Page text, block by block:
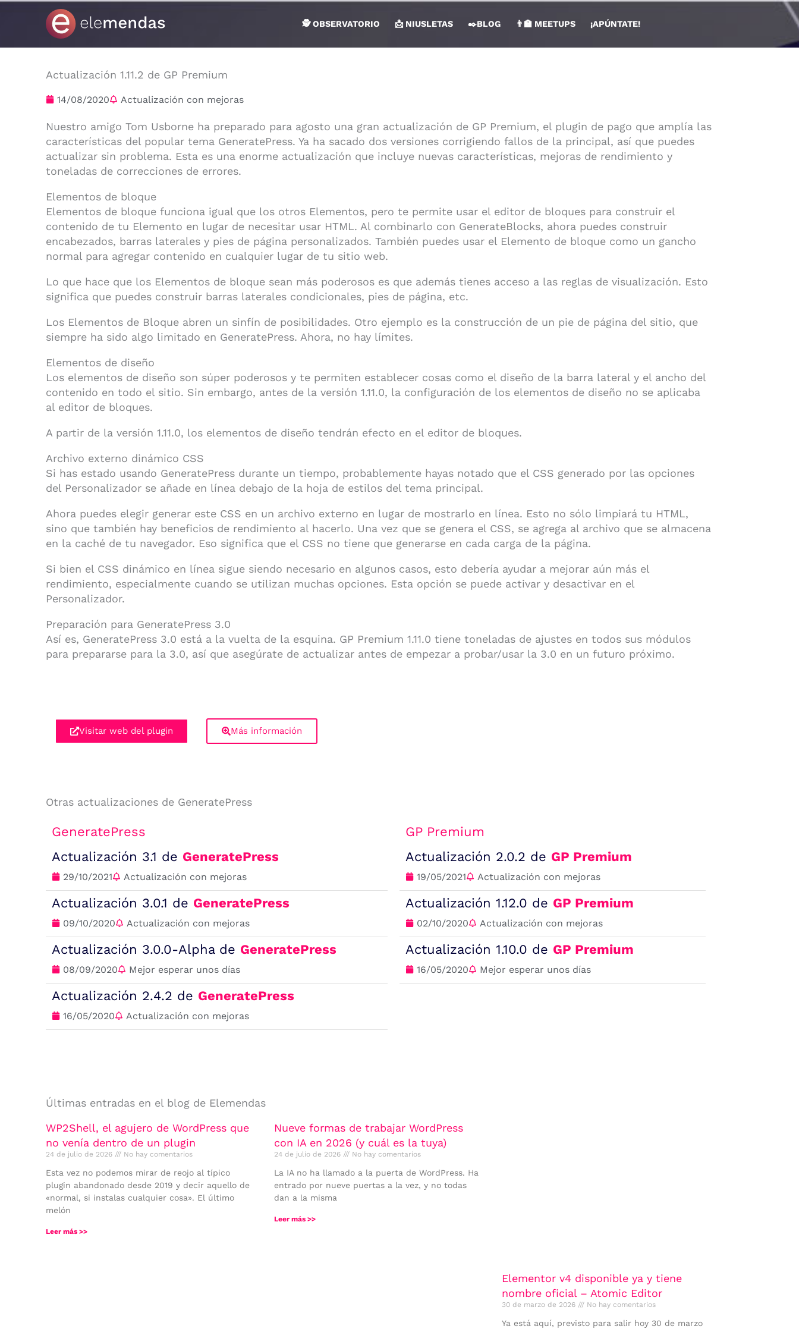
contenido
🕵 OBSERVATORIO 📩 NIUSLETAS ✒️BLOG 👨‍🏫 MEETUPS ¡APÚNTATE!
Actualización 1.11.2 de GP Premium
14/08/2020 Actualización con mejoras
Nuestro amigo Tom Usborne ha preparado para agosto una gran actualización de GP Premium, el plugin de pago que amplía las
características del popular tema GeneratePress. Ya ha sacado dos versiones corrigiendo fallos de la principal, así que puedes
actualizar sin problema. Esta es una enorme actualización que incluye nuevas características, mejoras de rendimiento y
toneladas de correcciones de errores.
Elementos de bloque
Elementos de bloque funciona igual que los otros Elementos, pero te permite usar el editor de bloques para construir el
contenido de tu Elemento en lugar de necesitar usar HTML. Al combinarlo con GenerateBlocks, ahora puedes construir
encabezados, barras laterales y pies de página personalizados. También puedes usar el Elemento de bloque como un gancho
normal para agregar contenido en cualquier lugar de tu sitio web.
Lo que hace que los Elementos de bloque sean más poderosos es que además tienes acceso a las reglas de visualización. Esto
significa que puedes construir barras laterales condicionales, pies de página, etc.
Los Elementos de Bloque abren un sinfín de posibilidades. Otro ejemplo es la construcción de un pie de página del sitio, que
siempre ha sido algo limitado en GeneratePress. Ahora, no hay límites.
Elementos de diseño
Los elementos de diseño son súper poderosos y te permiten establecer cosas como el diseño de la barra lateral y el ancho del
contenido en todo el sitio. Sin embargo, antes de la versión 1.11.0, la configuración de los elementos de diseño no se aplicaba
al editor de bloques.
A partir de la versión 1.11.0, los elementos de diseño tendrán efecto en el editor de bloques.
Archivo externo dinámico CSS
Si has estado usando GeneratePress durante un tiempo, probablemente hayas notado que el CSS generado por las opciones
del Personalizador se añade en línea debajo de la hoja de estilos del tema principal.
Ahora puedes elegir generar este CSS en un archivo externo en lugar de mostrarlo en línea. Esto no sólo limpiará tu HTML,
sino que también hay beneficios de rendimiento al hacerlo. Una vez que se genera el CSS, se agrega al archivo que se almacena
en la caché de tu navegador. Eso significa que el CSS no tiene que generarse en cada carga de la página.
Si bien el CSS dinámico en línea sigue siendo necesario en algunos casos, esto debería ayudar a mejorar aún más el
rendimiento, especialmente cuando se utilizan muchas opciones. Esta opción se puede activar y desactivar en el
Personalizador.
Preparación para GeneratePress 3.0
Así es, GeneratePress 3.0 está a la vuelta de la esquina. GP Premium 1.11.0 tiene toneladas de ajustes en todos sus módulos
para prepararse para la 3.0, así que asegúrate de actualizar antes de empezar a probar/usar la 3.0 en un futuro próximo.
Visitar web del plugin Más información
Otras actualizaciones de GeneratePress
GeneratePress
Actualización 3.1 de GeneratePress
29/10/2021 Actualización con mejoras
Actualización 3.0.1 de GeneratePress
09/10/2020 Actualización con mejoras
Actualización 3.0.0-Alpha de GeneratePress
08/09/2020 Mejor esperar unos días
Actualización 2.4.2 de GeneratePress
16/05/2020 Actualización con mejoras
GP Premium
Actualización 2.0.2 de GP Premium
19/05/2021 Actualización con mejoras
Actualización 1.12.0 de GP Premium
02/10/2020 Actualización con mejoras
Actualización 1.10.0 de GP Premium
16/05/2020 Mejor esperar unos días
Últimas entradas en el blog de Elemendas
WP2Shell, el agujero de WordPress que
no venía dentro de un plugin
24 de julio de 2026 No hay comentarios
Esta vez no podemos mirar de reojo al típico
plugin abandonado desde 2019 y decir aquello de
«normal, si instalas cualquier cosa». El último
melón
Leer más >>
Nueve formas de trabajar WordPress
con IA en 2026 (y cuál es la tuya)
24 de julio de 2026 No hay comentarios
La IA no ha llamado a la puerta de WordPress. Ha
entrado por nueve puertas a la vez, y no todas
dan a la misma
Leer más >>
Elementor v4 disponible ya y tiene
nombre oficial – Atomic Editor
30 de marzo de 2026 No hay comentarios
Ya está aquí, previsto para salir hoy 30 de marzo